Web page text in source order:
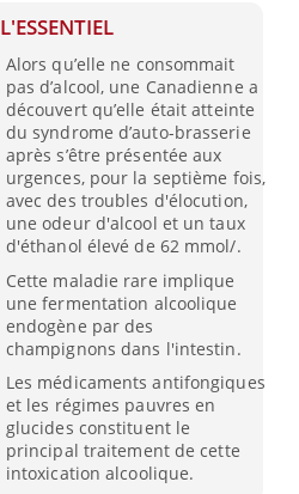
L'ESSENTIEL
Alors qu’elle ne consommait
pas d’alcool, une Canadienne a
découvert qu’elle était atteinte
du syndrome d’auto-brasserie
après s’être présentée aux
urgences, pour la septième fois,
avec des troubles d'élocution,
une odeur d'alcool et un taux
d'éthanol élevé de 62 mmol/.
Cette maladie rare implique
une fermentation alcoolique
endogène par des
champignons dans l'intestin.
Les médicaments antifongiques
et les régimes pauvres en
glucides constituent le
principal traitement de cette
intoxication alcoolique.